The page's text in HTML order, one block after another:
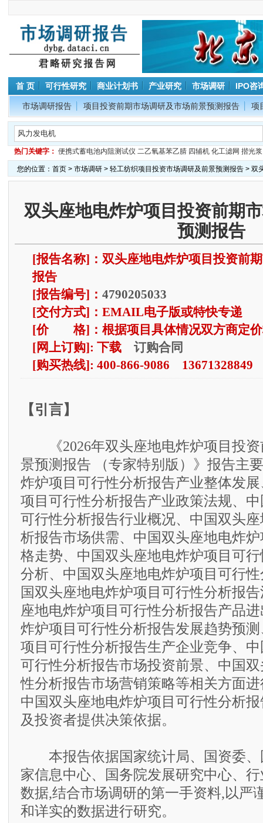
首 页 可行性研究 商业计划书 产业研究 市场调研 IPO咨
市场调研报告 项目投资前期市场调研及市场前景预测报告 项
热门关键字： 便携式蓄电池内阻测试仪 二乙氧基苯乙腈 四辅机 化工滤网 揩光浆
您的位置： 首页> 市场调研> 轻工纺织项目投资市场调研及前景预测报告> 双
双头座地电炸炉项目投资前期
预测报告
[报告名称]：双头座地电炸炉项目投资前
报告
[报告编号]： 4790205033
[交付方式]：EMAIL电子版或特快专递
[价 格]：根据项目具体情况双方商定
[网上订购]: 下载 订购合同
[购买热线]: 400-866-9086 13671328849
【引言】
《2026年双头座地电炸炉项目投资
景预测报告 （专家特别版）》报告主
炸炉项目可行性分析报告产业整体发
项目可行性分析报告产业政策法规、
可行性分析报告行业概况、中国双头
析报告市场供需、中国双头座地电炸
格走势、中国双头座地电炸炉项目可
分析、中国双头座地电炸炉项目可行
国双头座地电炸炉项目可行性分析报
座地电炸炉项目可行性分析报告产品
炸炉项目可行性分析报告发展趋势预
项目可行性分析报告生产企业竞争、
可行性分析报告市场投资前景、中国
性分析报告市场营销策略等相关方面
中国双头座地电炸炉项目可行性分析
及投资者提供决策依据。
本报告依据国家统计局、国资委、
家信息中心、国务院发展研究中心、
数据,结合市场调研的第一手资料,以严
和详实的数据进行研究。